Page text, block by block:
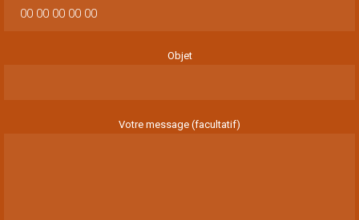
Objet
Votre message (facultatif)